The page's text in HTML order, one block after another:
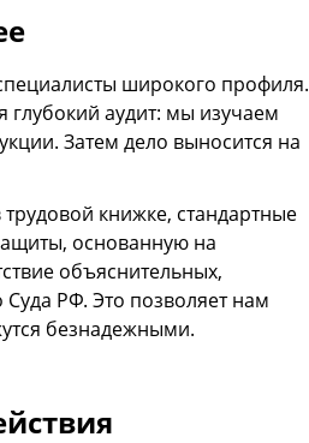
широкого профиля.
аудит: мы изучаем
Затем дело выносится на
книжке, стандартные
основанную на
объяснительных,
РФ. Это позволяет нам
безнадежными.